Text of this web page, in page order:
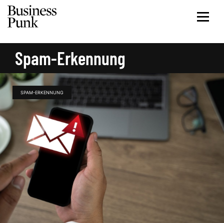
Spam-Erkennung
SPAM-ERKENNUNG